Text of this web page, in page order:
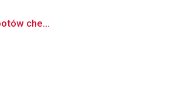
che...